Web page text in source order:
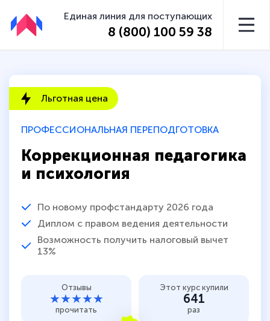
Единая линия для поступающих
8 (800) 100 59 38
ПРОФЕССИОНАЛЬНАЯ ПЕРЕПОДГОТОВКА
Коррекционная педагогика
и психология
По новому профстандарту 2026 года
Диплом с правом ведения деятельности
Возможность получить налоговый вычет
13%
Льготная цена
Отзывы
★★★★★
прочитать
Этот курс купили
641
раз